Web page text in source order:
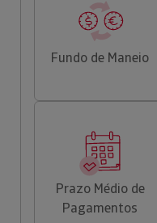
Fundo de Maneio
Prazo Médio de
Pagamentos